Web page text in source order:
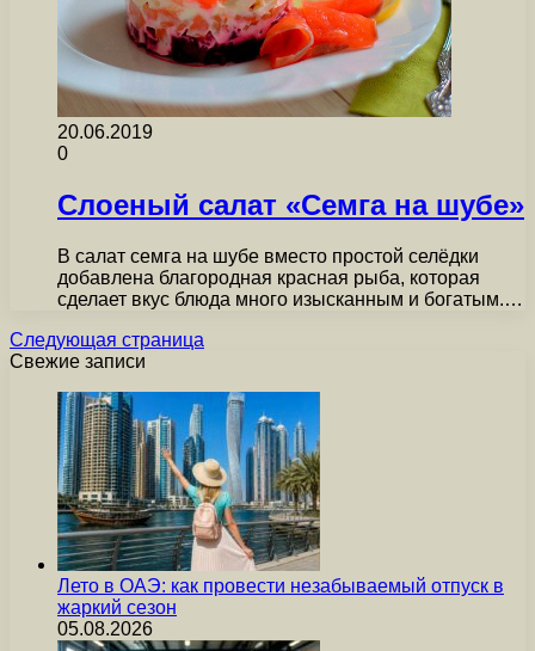
20.06.2019
0
Слоеный салат «Семга на шубе»
В салат семга на шубе вместо простой селёдки
добавлена благородная красная рыба, которая
сделает вкус блюда много изысканным и богатым.…
Следующая страница
Свежие записи
Лето в ОАЭ: как провести незабываемый отпуск в
жаркий сезон
05.08.2026